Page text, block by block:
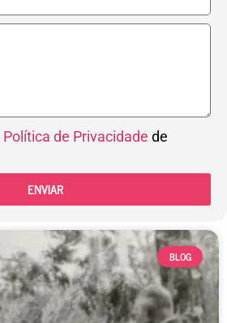
Política de Privacidade de
ENVIAR
BLOG